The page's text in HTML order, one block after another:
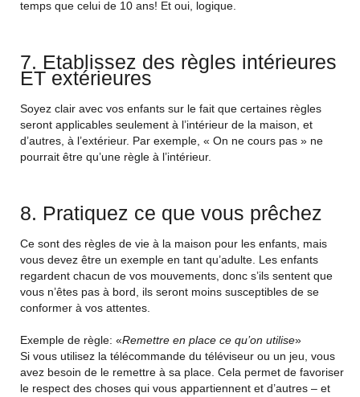
temps que celui de 10 ans! Et oui, logique.
7. Etablissez des règles intérieures
ET extérieures
Soyez clair avec vos enfants sur le fait que certaines règles
seront applicables seulement à l’intérieur de la maison, et
d’autres, à l’extérieur. Par exemple, « On ne cours pas » ne
pourrait être qu’une règle à l’intérieur.
8. Pratiquez ce que vous prêchez
Ce sont des règles de vie à la maison pour les enfants, mais
vous devez être un exemple en tant qu’adulte. Les enfants
regardent chacun de vos mouvements, donc s’ils sentent que
vous n’êtes pas à bord, ils seront moins susceptibles de se
conformer à vos attentes.
Exemple de règle: «Remettre en place ce qu’on utilise»
Si vous utilisez la télécommande du téléviseur ou un jeu, vous
avez besoin de le remettre à sa place. Cela permet de favoriser
le respect des choses qui vous appartiennent et d’autres – et